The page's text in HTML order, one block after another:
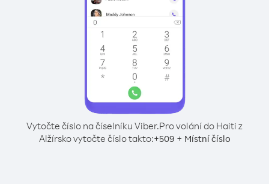
Vytočte číslo na číselníku Viber.Pro volání do Haiti z
Alžírsko vytočte číslo takto:+509 + Místní číslo